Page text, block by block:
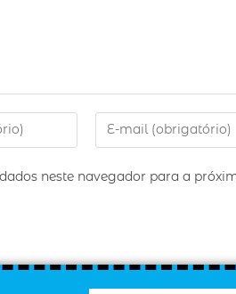
neste navegador para a